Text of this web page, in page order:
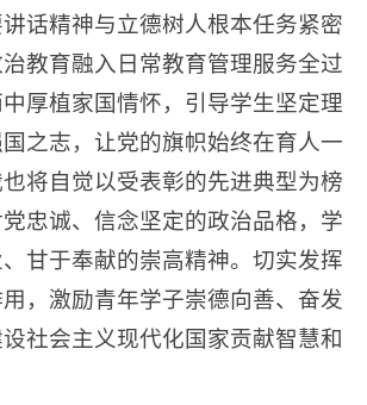
话精神与立德树人根本任务紧密
教育融入日常教育管理服务全过
厚植家国情怀，引导学生坚定理
之志，让党的旗帜始终在育人一
将自觉以受表彰的先进典型为榜
忠诚、信念坚定的政治品格，学
甘于奉献的崇高精神。切实发挥
，激励青年学子崇德向善、奋发
社会主义现代化国家贡献智慧和